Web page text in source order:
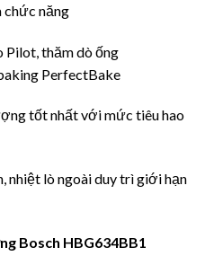
chức năng
Pilot, thăm dò ống
PerfectBake
tốt nhất với mức tiêu hao
nhiệt lò ngoài duy trì giới hạn
Bosch HBG634BB1